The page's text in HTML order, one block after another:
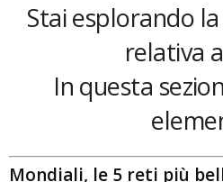
Stai esplorando
relativa
In questa
Mondiali, le 5 reti più